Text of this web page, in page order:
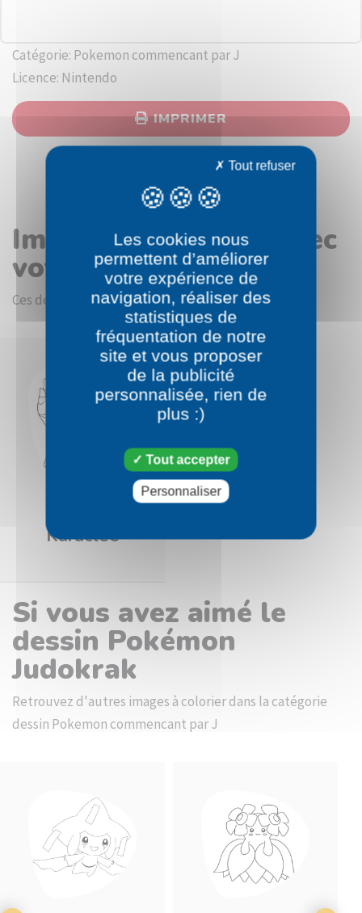
Catégorie: Pokemon commencant par J
Licence: Nintendo
IMPRIMER
Images en rapport avec
votre choix
Ces dessins devraient vous intéresser.
Karaclée
Si vous avez aimé le
dessin Pokémon
Judokrak
Retrouvez d'autres images à colorier dans la catégorie
dessin Pokemon commencant par J
Les cookies nous
permettent d’améliorer
votre expérience de
navigation, réaliser des
statistiques de
fréquentation de notre
site et vous proposer
de la publicité
personnalisée, rien de
plus :)
Tout accepter
Tout refuser
Personnaliser